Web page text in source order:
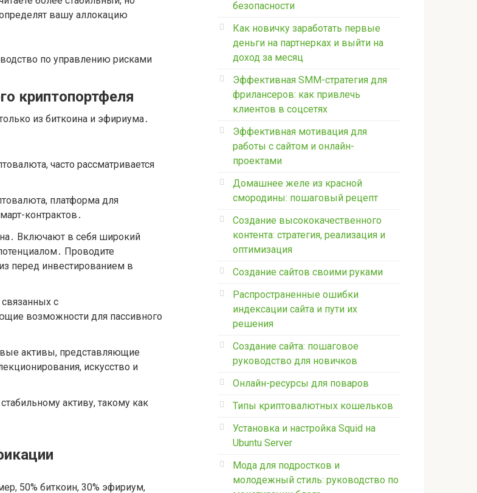
вашу аллокацию
криптопортфеля
из биткоина и эфириума․
часто рассматривается
платформа для
контрактов․
Включают в себя широкий
Проводите
перед инвестированием в
с
возможности для пассивного
активы, представляющие
искусство и
активу, такому как
50% биткоин, 30% эфириум,
безопасности
Как новичку заработать первые
деньги на партнерках и выйти на
доход за месяц
Эффективная SMM-стратегия для
фрилансеров: как привлечь
клиентов в соцсетях
Эффективная мотивация для
работы с сайтом и онлайн-
проектами
Домашнее желе из красной
смородины: пошаговый рецепт
Создание высококачественного
контента: стратегия, реализация и
оптимизация
Создание сайтов своими руками
Распространенные ошибки
индексации сайта и пути их
решения
Создание сайта: пошаговое
руководство для новичков
Онлайн-ресурсы для поваров
Типы криптовалютных кошельков
Установка и настройка Squid на
Ubuntu Server
Мода для подростков и
молодежный стиль: руководство по